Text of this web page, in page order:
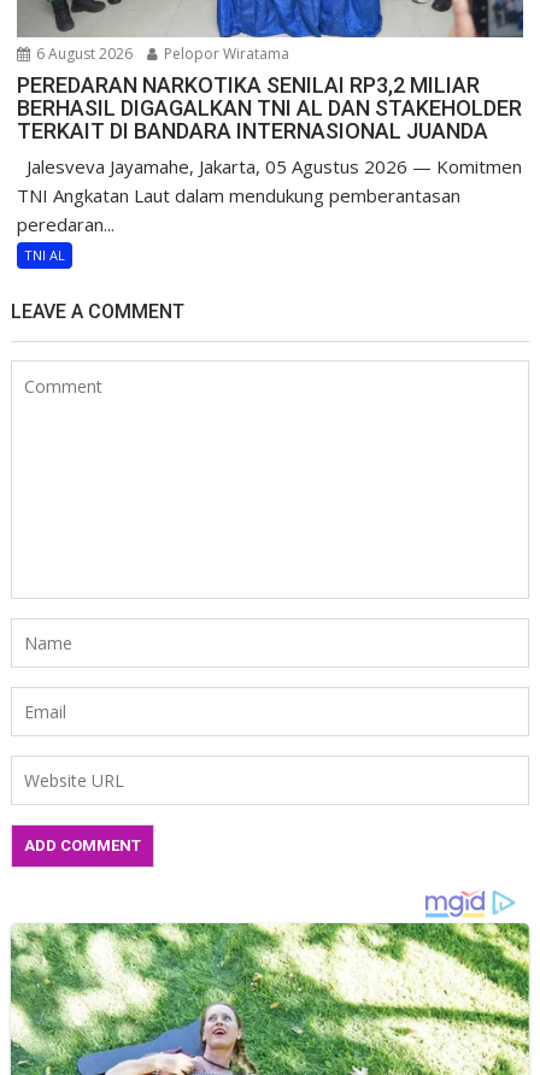
6 August 2026 Pelopor Wiratama
PEREDARAN NARKOTIKA SENILAI RP3,2 MILIAR
BERHASIL DIGAGALKAN TNI AL DAN STAKEHOLDER
TERKAIT DI BANDARA INTERNASIONAL JUANDA
Jalesveva Jayamahe, Jakarta, 05 Agustus 2026 — Komitmen
TNI Angkatan Laut dalam mendukung pemberantasan
peredaran...
TNI AL
LEAVE A COMMENT